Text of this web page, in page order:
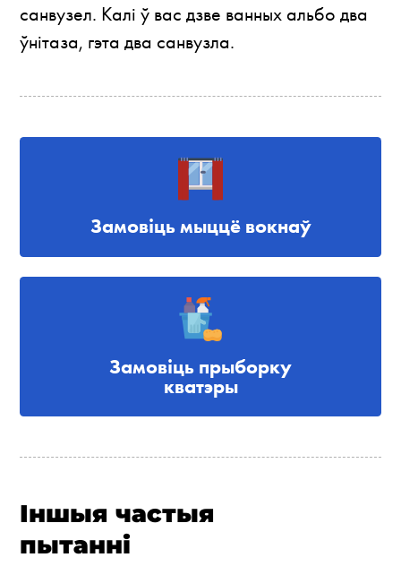
санвузел. Калі ў вас дзве ванных альбо два
ўнітаза, гэта два санвузла.
Замовіць мыццё вокнаў
Замовіць прыборку
кватэры
Іншыя частыя
пытанні